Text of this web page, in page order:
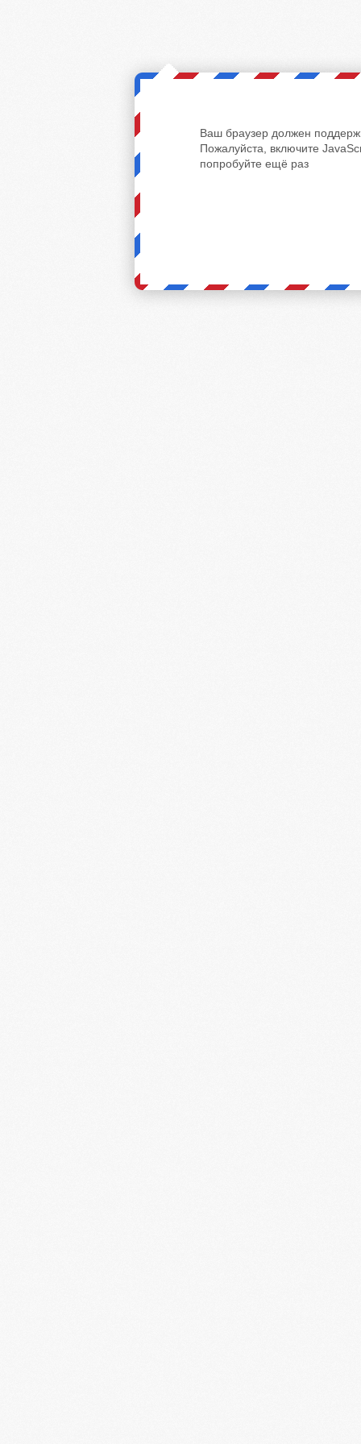
Ваш браузер должен
Пожалуйста, включите
попробуйте ещё раз